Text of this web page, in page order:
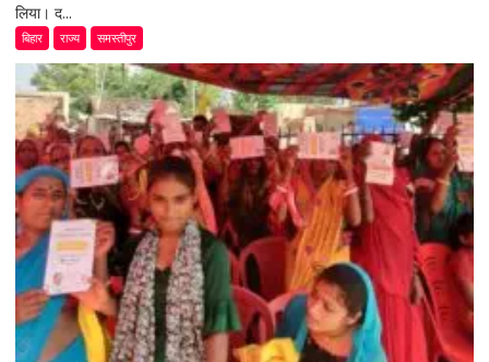
लिया। द...
बिहार राज्य समस्तीपुर